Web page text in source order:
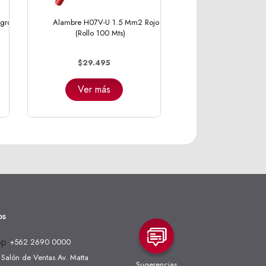
Alambre H07V-U 1.5 Mm2 Rojo
(Rollo 100 Mts)
$29.495
Ver más
+562 2690 0000
de Ventas Av. Matta